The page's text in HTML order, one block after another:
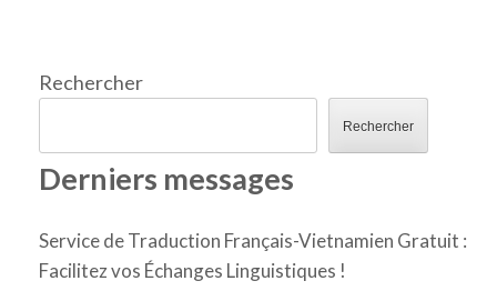
Rechercher
Rechercher
Derniers messages
Service de Traduction Français-Vietnamien Gratuit :
Facilitez vos Échanges Linguistiques !